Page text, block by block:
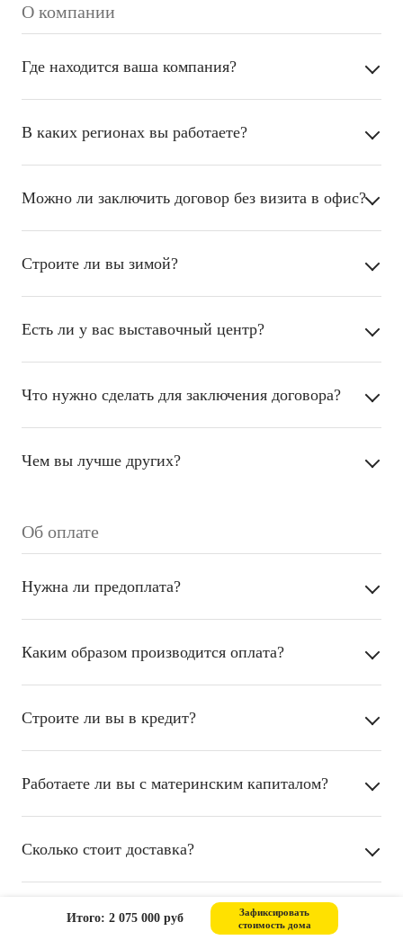
Итого: 2 075 000 руб
Зафиксировать
стоимость дома
О компании
Где находится ваша компания?
В каких регионах вы работаете?
Можно ли заключить договор без визита в офис?
Строите ли вы зимой?
Есть ли у вас выставочный центр?
Что нужно сделать для заключения договора?
Чем вы лучше других?
Об оплате
Нужна ли предоплата?
Каким образом производится оплата?
Строите ли вы в кредит?
Работаете ли вы с материнским капиталом?
Сколько стоит доставка?
От чего зависит итоговая стоимость проекта?